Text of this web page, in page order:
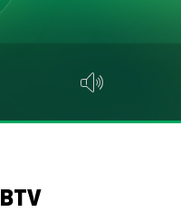
BTV